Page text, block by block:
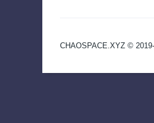
CHAOSPACE.XYZ ©